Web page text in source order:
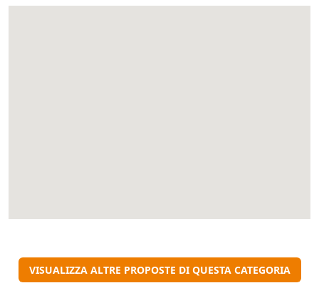
VISUALIZZA ALTRE PROPOSTE DI QUESTA CATEGORIA